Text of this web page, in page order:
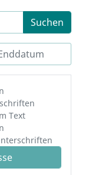
Suchen
Text